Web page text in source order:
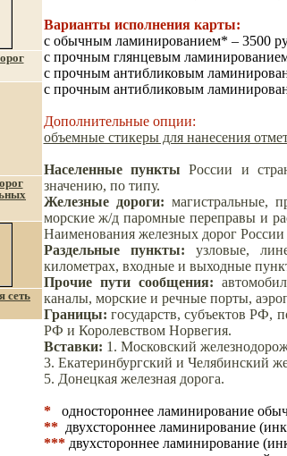
Варианты исполнения карты:
с обычным ламинированием* – 3500
с прочным глянцевым
с прочным антибликовым
с прочным антибликовым
Дополнительные опции:
объемные стикеры для нанесения
Населенные пункты России и
значению, по типу.
Железные дороги: магистральные,
морские ж/д паромные переправы и
Наименования железных дорог
Раздельные пункты: узловые,
километрах, входные и выходные
Прочие пути сообщения:
каналы, морские и речные порты,
Границы: государств, субъектов РФ,
РФ и Королевством Норвегия.
Вставки: 1 . Московский
3. Екатеринбургский и Челябинский
5. Донецкая железная дорога.
* одностороннее ламинирование
**двухстороннее ламинирование
*** двухстороннее ламинирование
сеть